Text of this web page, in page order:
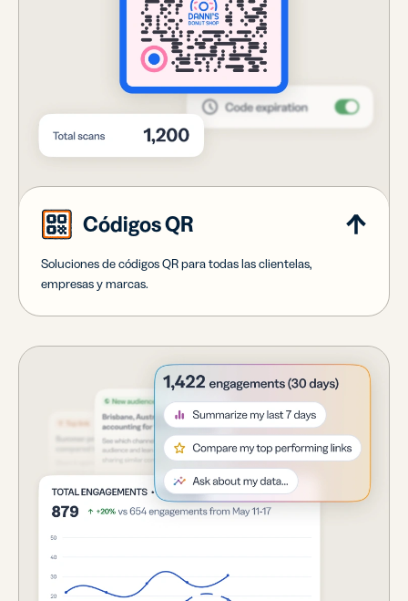
Códigos QR
Soluciones de códigos QR para todas las clientelas,
empresas y marcas.